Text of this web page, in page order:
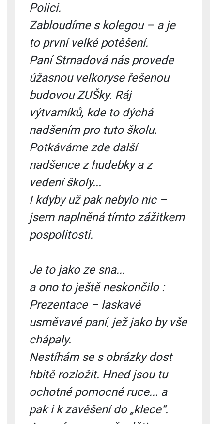
Polici.
Zabloudíme s kolegou – a je
to první velké potěšení.
Paní Strnadová nás provede
úžasnou velkoryse řešenou
budovou ZUŠky. Ráj
výtvarníků, kde to dýchá
nadšením pro tuto školu.
Potkáváme zde další
nadšence z hudebky a z
vedení školy...
I kdyby už pak nebylo nic –
jsem naplněná tímto zážitkem
pospolitosti.
Je to jako ze sna...
a ono to ještě neskončilo :
Prezentace – laskavé
usměvavé paní, jež jako by vše
chápaly.
Nestíhám se s obrázky dost
hbitě rozložit. Hned jsou tu
ochotné pomocné ruce... a
paki k zavěšení do „klece“.